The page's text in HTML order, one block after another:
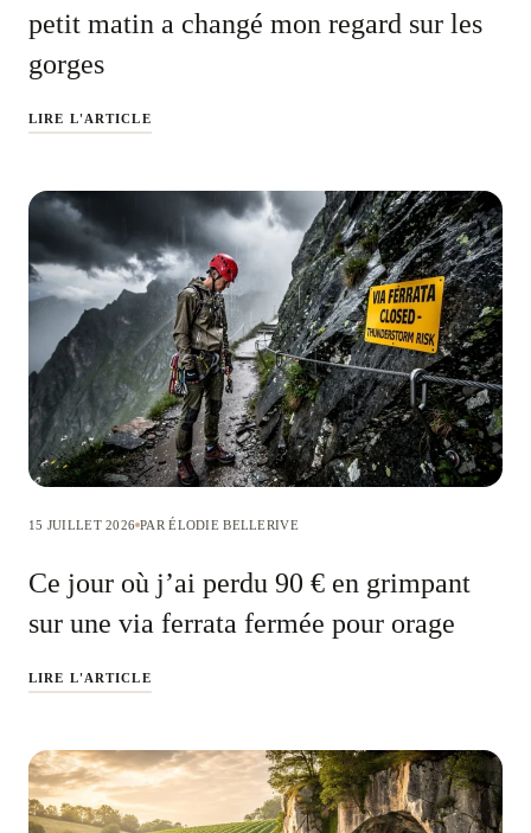
petit matin a changé mon regard sur les
gorges
LIRE L'ARTICLE
15 JUILLET 2026 PAR ÉLODIE BELLERIVE
Ce jour où j’ai perdu 90 € en grimpant
sur une via ferrata fermée pour orage
LIRE L'ARTICLE